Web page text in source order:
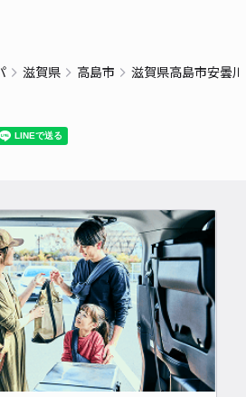
滋賀県 高島市 滋賀県高島市安曇